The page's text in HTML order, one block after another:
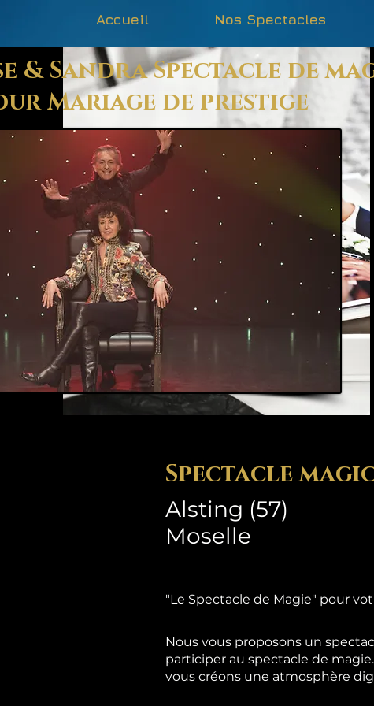
Accueil Nos Spectacles
& Sandra Spectacle de
Mariage de prestige
Spectacle
Alsting (57)
Moselle
"Le Spectacle de Magie" pour
Nous vous proposons un
participer au spectacle de
vous créons une atmosphère